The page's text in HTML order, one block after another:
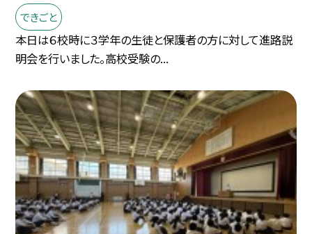
できごと
本日は６校時に３学年の生徒と保護者の方に対して進路説
明会を行いました。高校受験の...